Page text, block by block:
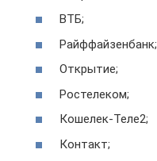
ВТБ;
Райффайзенбанк;
Открытие;
Ростелеком;
Кошелек-Теле2;
Контакт;